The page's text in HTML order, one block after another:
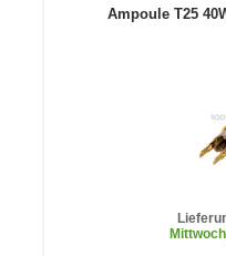
Ampoule T25
Mittwoch